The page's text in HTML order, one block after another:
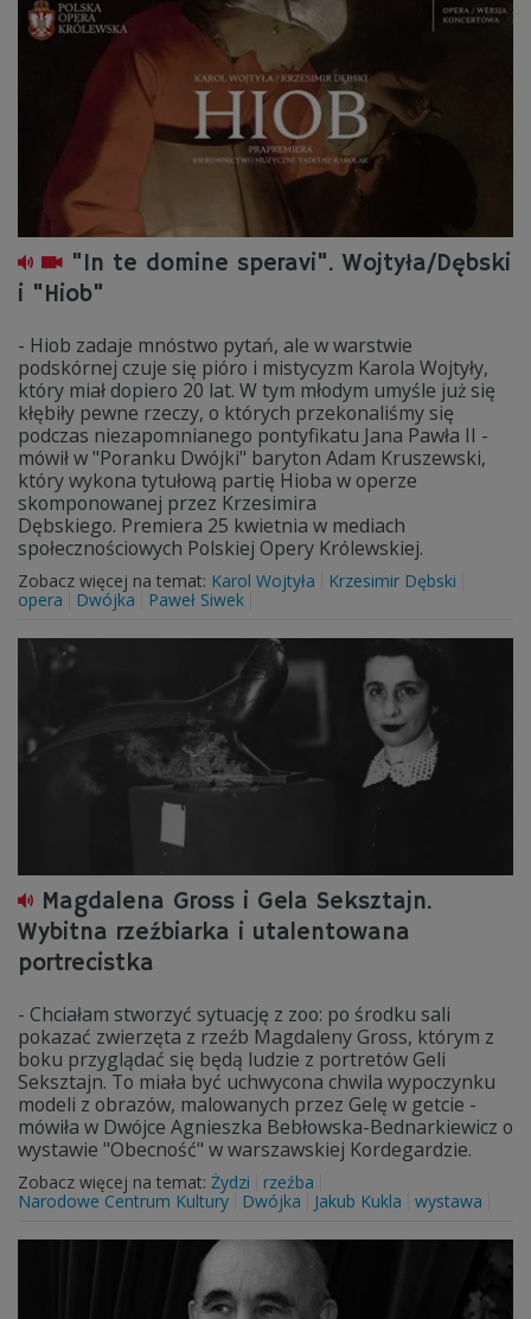
"In te domine speravi". Wojtyła/Dębski
i "Hiob"
- Hiob zadaje mnóstwo pytań, ale w warstwie
podskórnej czuje się pióro i mistycyzm Karola Wojtyły,
który miał dopiero 20 lat. W tym młodym umyśle już się
kłębiły pewne rzeczy, o których przekonaliśmy się
podczas niezapomnianego pontyfikatu Jana Pawła II -
mówił w "Poranku Dwójki" baryton Adam Kruszewski,
który wykona tytułową partię Hioba w operze
skomponowanej przez Krzesimira
Dębskiego. Premiera 25 kwietnia w mediach
społecznościowych Polskiej Opery Królewskiej.
Zobacz więcej na temat: Karol Wojtyła
Krzesimir Dębski
opera
Dwójka Paweł Siwek
Magdalena Gross i Gela Seksztajn.
Wybitna rzeźbiarka i utalentowana
portrecistka
- Chciałam stworzyć sytuację z zoo: po środku sali
pokazać zwierzęta z rzeźb Magdaleny Gross, którym z
boku przyglądać się będą ludzie z portretów Geli
Seksztajn. To miała być uchwycona chwila wypoczynku
modeli z obrazów, malowanych przez Gelę w getcie -
mówiła w Dwójce Agnieszka Bebłowska-Bednarkiewicz o
wystawie "Obecność" w warszawskiej Kordegardzie.
Zobacz więcej na temat: Żydzi
rzeźba
Narodowe Centrum Kultury
Dwójka Jakub Kukla wystawa